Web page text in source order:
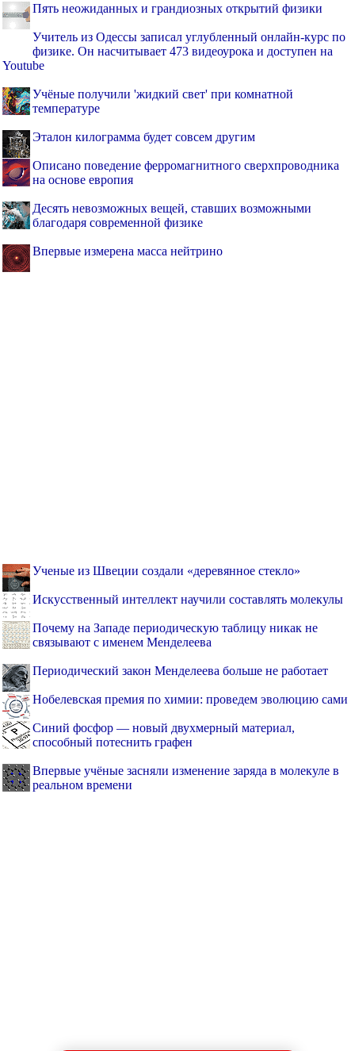
Пять неожиданных и грандиозных открытий физики
Учитель из Одессы записал углубленный онлайн-курс по
физике. Он насчитывает 473 видеоурока и доступен на
Youtube
Учёные получили 'жидкий свет' при комнатной
температуре
Эталон килограмма будет совсем другим
Описано поведение ферромагнитного сверхпроводника
на основе европия
Десять невозможных вещей, ставших возможными
благодаря современной физике
Впервые измерена масса нейтрино
Ученые из Швеции создали «деревянное стекло»
Искусственный интеллект научили составлять молекулы
Почему на Западе периодическую таблицу никак не
связывают с именем Менделеева
Периодический закон Менделеева больше не работает
Нобелевская премия по химии: проведем эволюцию сами
Синий фосфор — новый двухмерный материал,
способный потеснить графен
Впервые учёные засняли изменение заряда в молекуле в
реальном времени